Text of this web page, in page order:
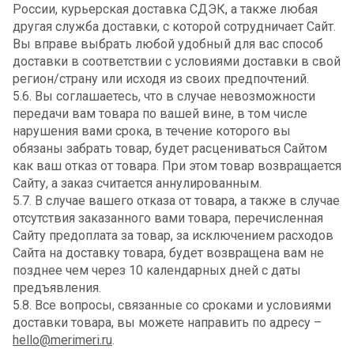
России, курьерская доставка СДЭК, а также любая
другая служба доставки, с которой сотрудничает Сайт.
Вы вправе выбрать любой удобный для вас способ
доставки в соответствии с условиями доставки в свой
регион/страну или исходя из своих предпочтений.
5.6. Вы соглашаетесь, что в случае невозможности
передачи вам товара по вашей вине, в том числе
нарушения вами срока, в течение которого вы
обязаны забрать товар, будет расцениваться Сайтом
как ваш отказ от товара. При этом товар возвращается
Сайту, а заказ считается аннулированным.
5.7. В случае вашего отказа от товара, а также в случае
отсутствия заказанного вами товара, перечисленная
Сайту предоплата за товар, за исключением расходов
Сайта на доставку товара, будет возвращена вам не
позднее чем через 10 календарных дней с даты
предъявления.
5.8. Все вопросы, связанные со сроками и условиями
доставки товара, вы можете направить по адресу –
hello@merimeri.ru.